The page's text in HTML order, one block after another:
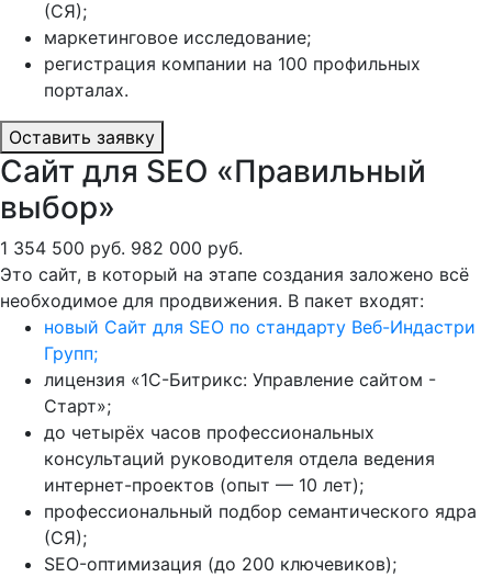
(СЯ);
маркетинговое исследование;
регистрация компании на 100 профильных
порталах.
Оставить заявку
Сайт для SEO «Правильный
выбор»
1 354 500 руб. 982 000 руб.
Это сайт, в который на этапе создания заложено всё
необходимое для продвижения. В пакет входят:
новый Сайт для SEO по стандарту Веб-Индастри
Групп;
лицензия «1С-Битрикс: Управление сайтом -
Старт»;
до четырёх часов профессиональных
консультаций руководителя отдела ведения
интернет-проектов (опыт — 10 лет);
профессиональный подбор семантического ядра
(СЯ);
SEO-оптимизация (до 200 ключевиков);